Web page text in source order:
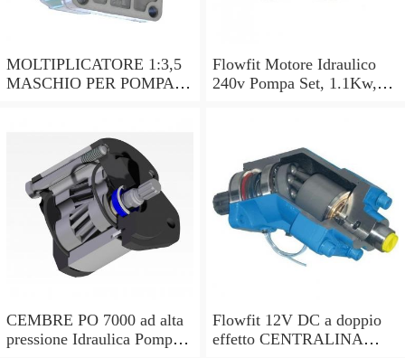
MOLTIPLICATORE 1:3,5
MASCHIO PER POMPA
Flowfit Motore Idraulico
240v Pompa Set, 1.1Kw,
CEMBRE PO 7000 ad alta
pressione Idraulica Pompa a
Flowfit 12V DC a doppio
effetto CENTRALINA